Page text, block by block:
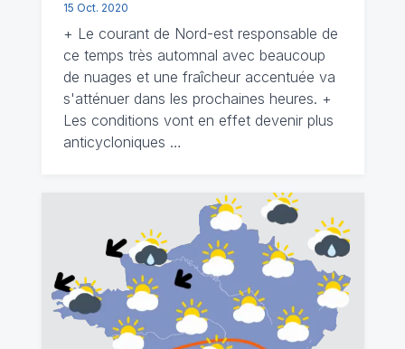
15 Oct. 2020
+ Le courant de Nord-est responsable de
ce temps très automnal avec beaucoup
de nuages et une fraîcheur accentuée va
s'atténuer dans les prochaines heures. +
Les conditions vont en effet devenir plus
anticycloniques …